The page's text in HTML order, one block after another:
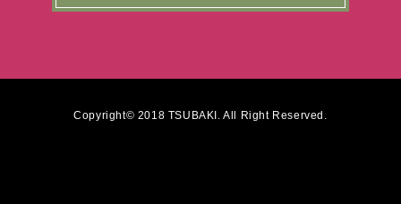
Copyright© 2018 TSUBAKI. All Right Reserved.